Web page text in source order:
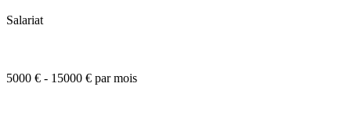
Salariat
5000 € - 15000 € par mois